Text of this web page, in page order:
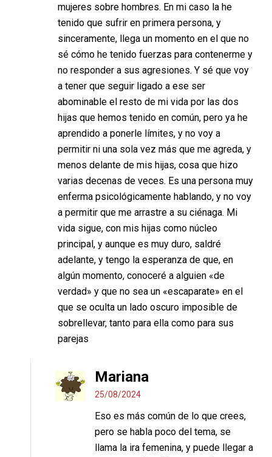
mujeres sobre hombres. En mi caso la he
tenido que sufrir en primera persona, y
sinceramente, llega un momento en el que no
sé cómo he tenido fuerzas para contenerme y
no responder a sus agresiones. Y sé que voy
a tener que seguir ligado a ese ser
abominable el resto de mi vida por las dos
hijas que hemos tenido en común, pero ya he
aprendido a ponerle límites, y no voy a
permitir ni una sola vez más que me agreda, y
menos delante de mis hijas, cosa que hizo
varias decenas de veces. Es una persona muy
enferma psicológicamente hablando, y no voy
a permitir que me arrastre a su ciénaga. Mi
vida sigue, con mis hijas como núcleo
principal, y aunque es muy duro, saldré
adelante, y tengo la esperanza de que, en
algún momento, conoceré a alguien «de
verdad» y que no sea un «escaparate» en el
que se oculta un lado oscuro imposible de
sobrellevar, tanto para ella como para sus
parejas
Mariana
25/08/2024
Eso es más común de lo que crees,
pero se habla poco del tema, se
llama la ira femenina, y puede llegar a